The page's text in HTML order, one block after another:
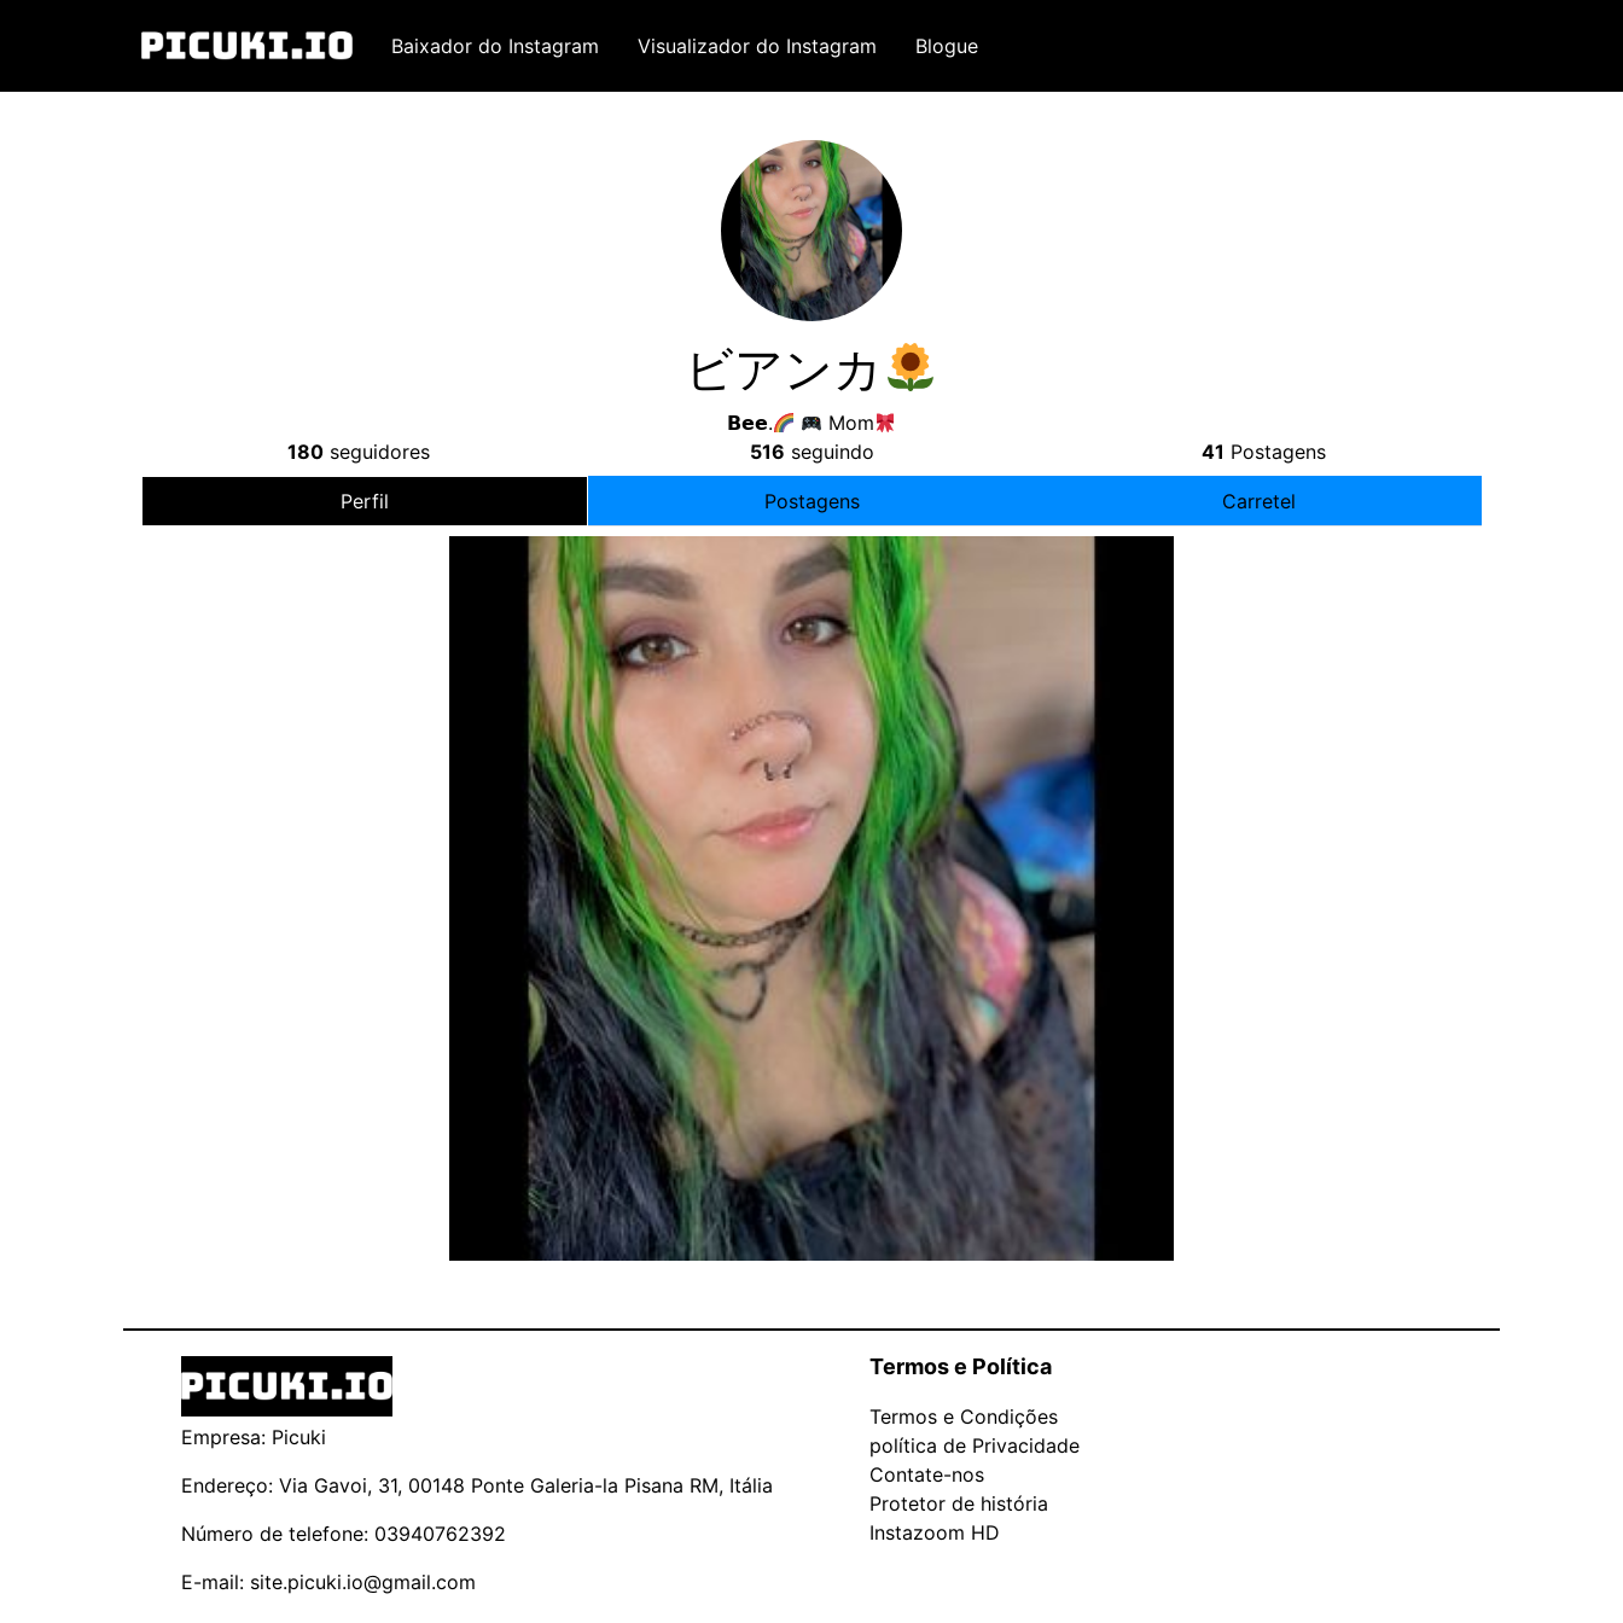
Baixador do Instagram Visualizador do Instagram Blogue
ビアンカ
𝗕𝗲𝗲.
Mom
180 seguidores 516 seguindo 41 Postagens
Perfil Postagens Carretel
Empresa: Picuki
Endereço: Via Gavoi, 31, 00148 Ponte Galeria-la Pisana RM, Itália
Número de telefone: 03940762392
E-mail: site.picuki.io@gmail.com
Termos e Política
Termos e Condições
política de Privacidade
Contate-nos
Protetor de história
Instazoom HD